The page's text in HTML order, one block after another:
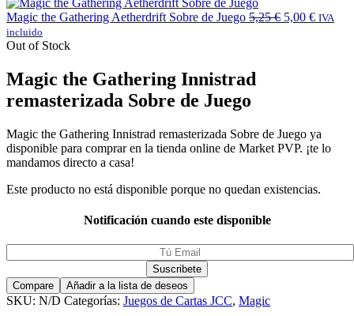
Magic the Gathering Aetherdrift Sobre de Juego 5,25€ 5,00 € IVA
incluido
Out of Stock
Magic the Gathering Innistrad
remasterizada Sobre de Juego
Magic the Gathering Innistrad remasterizada Sobre de Juego ya
disponible para comprar en la tienda online de Market PVP. ¡te lo
mandamos directo a casa!
Este producto no está disponible porque no quedan existencias.
Notificación cuando este disponible
Compare Añadir a la lista de deseos
SKU: N/D Categorías: Juegos de Cartas JCC, Magic